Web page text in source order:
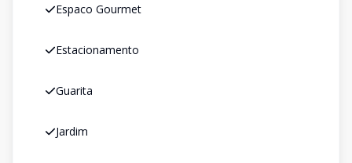
Espaco Gourmet
Estacionamento
Guarita
Jardim